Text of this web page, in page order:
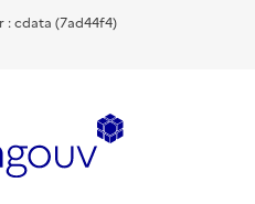
: cdata (7ad44f4)